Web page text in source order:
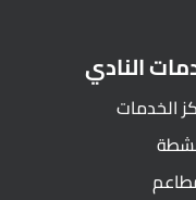
النادي
الخدمات